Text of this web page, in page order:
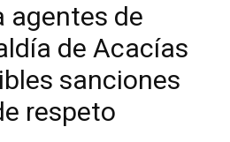
agentes de
de Acacías
sanciones
respeto